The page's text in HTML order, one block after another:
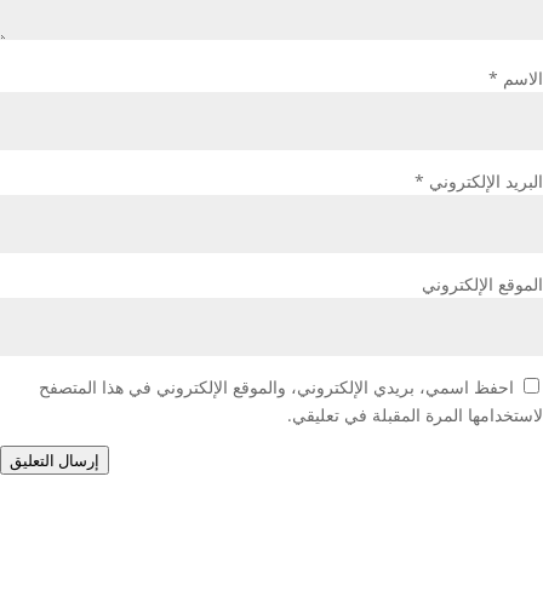
الاسم *
البريد الإلكتروني *
الموقع الإلكتروني
احفظ اسمي، بريدي الإلكتروني، والموقع الإلكتروني في هذا المتصفح
لاستخدامها المرة المقبلة في تعليقي.
إرسال التعليق